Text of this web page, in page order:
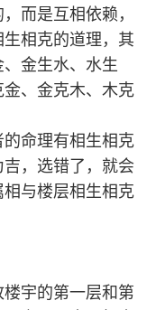
而是互相依赖，
相克的道理，其
金生水、水生
、金克木、木克
命理有相生相克
，选错了，就会
与楼层相生相克
宇的第一层和第